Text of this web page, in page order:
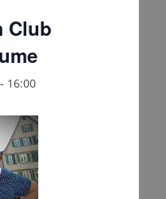
Club
- 16:00